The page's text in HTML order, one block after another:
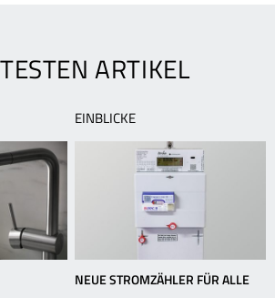
ARTIKEL
EINBLICKE
NEUE STROMZÄHLER FÜR ALLE